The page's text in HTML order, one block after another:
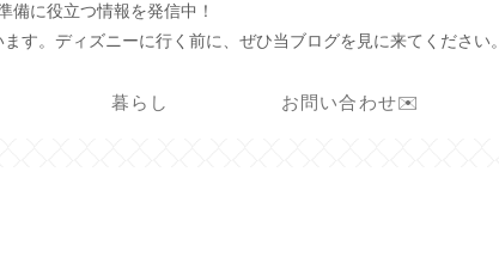
備に役立つ情報を発信中！
す。ディズニーに行く前に、ぜひ当ブログを見に来てください。
暮らし お問い合わせ✉️